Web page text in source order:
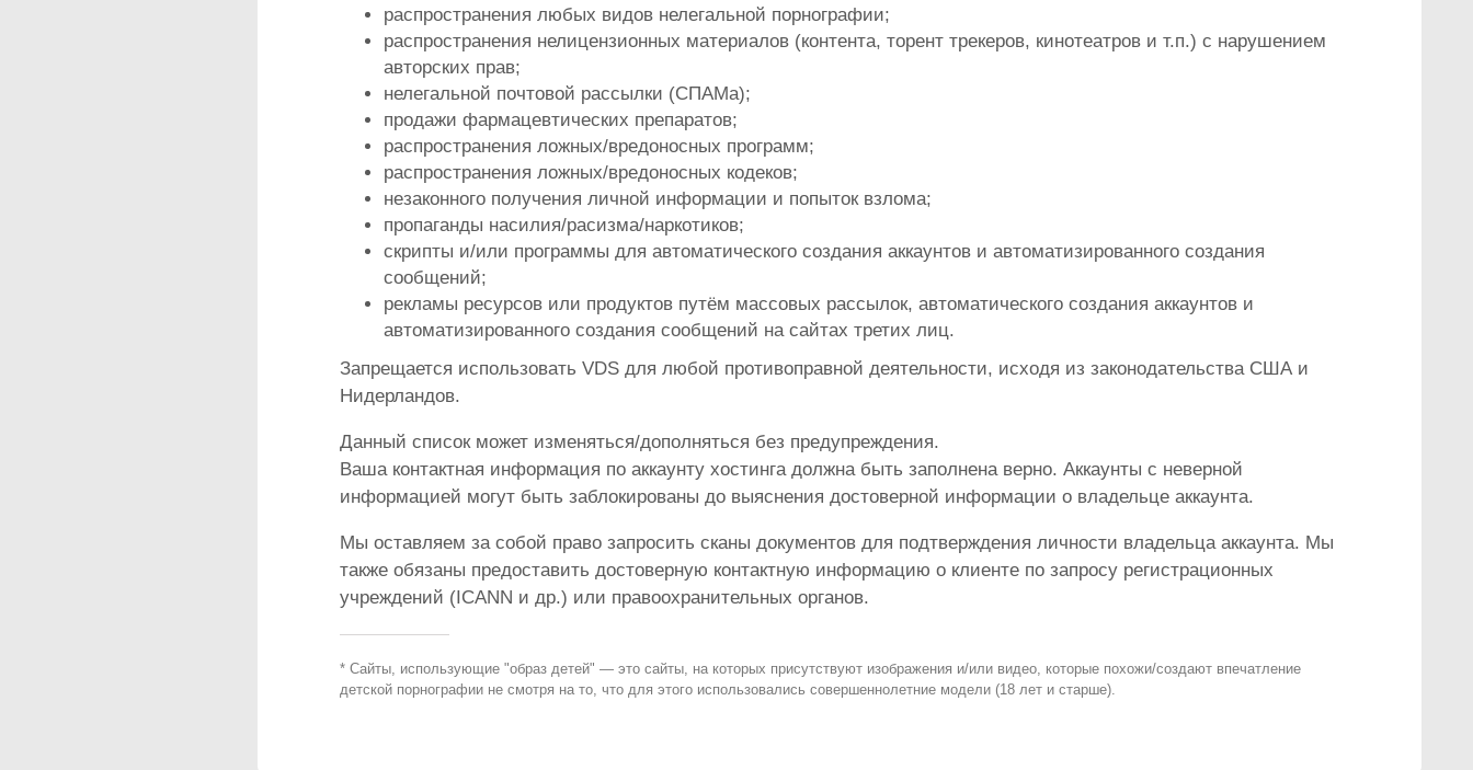
распространения любых видов нелегальной порнографии;
распространения нелицензионных материалов (контента, торент трекеров, кинотеатров и т.п.) с нарушением
авторских прав;
нелегальной почтовой рассылки (СПАМа);
продажи фармацевтических препаратов;
распространения ложных/вредоносных программ;
распространения ложных/вредоносных кодеков;
незаконного получения личной информации и попыток взлома;
пропаганды насилия/расизма/наркотиков;
скрипты и/или программы для автоматического создания аккаунтов и автоматизированного создания
сообщений;
рекламы ресурсов или продуктов путём массовых рассылок, автоматического создания аккаунтов и
автоматизированного создания сообщений на сайтах третих лиц.
Запрещается использовать VDS для любой противоправной деятельности, исходя из законодательства США и
Нидерландов.
Данный список может изменяться/дополняться без предупреждения.
Ваша контактная информация по аккаунту хостинга должна быть заполнена верно. Аккаунты с неверной
информацией могут быть заблокированы до выяснения достоверной информации о владельце аккаунта.
Мы оставляем за собой право запросить сканы документов для подтверждения личности владельца аккаунта. Мы
также обязаны предоставить достоверную контактную информацию о клиенте по запросу регистрационных
учреждений (ICANN и др.) или правоохранительных органов.
* Сайты, использующие "образ детей" — это сайты, на которых присутствуют изображения и/или видео, которые похожи/создают впечатление
детской порнографии не смотря на то, что для этого использовались совершеннолетние модели (18 лет и старше).